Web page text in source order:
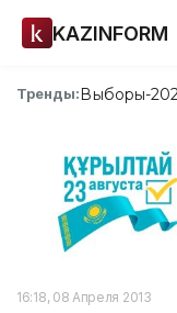
KAZINFORM
Тренды:Выборы-
16:18, 08 Апреля 2013